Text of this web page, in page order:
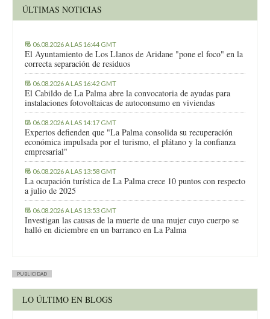
ÚLTIMAS NOTICIAS
06.08.2026 A LAS 16:44 GMT
El Ayuntamiento de Los Llanos de Aridane "pone el foco" en la
correcta separación de residuos
06.08.2026 A LAS 16:42 GMT
El Cabildo de La Palma abre la convocatoria de ayudas para
instalaciones fotovoltaicas de autoconsumo en viviendas
06.08.2026 A LAS 14:17 GMT
Expertos defienden que "La Palma consolida su recuperación
económica impulsada por el turismo, el plátano y la confianza
empresarial"
06.08.2026 A LAS 13:58 GMT
La ocupación turística de La Palma crece 10 puntos con respecto
a julio de 2025
06.08.2026 A LAS 13:53 GMT
Investigan las causas de la muerte de una mujer cuyo cuerpo se
halló en diciembre en un barranco en La Palma
PUBLICIDAD
LO ÚLTIMO EN BLOGS